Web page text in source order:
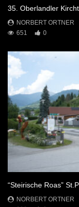
35. Oberlandler
NORBERT ORTNER
651
0
“Steirische Roas”
NORBERT ORTNER